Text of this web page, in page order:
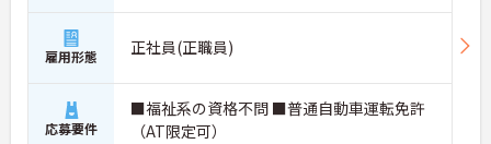
雇用形態 正社員(正職員)
応募要件
■福祉系の資格不問 ■普通自動車運転免許
（AT限定可）